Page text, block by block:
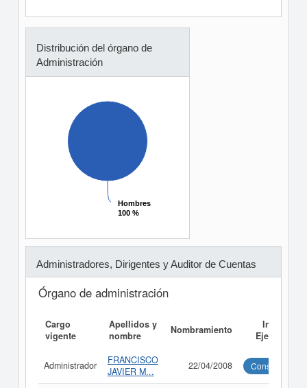
Distribución del órgano de
Administración
Hombres
100 %
Hombres
100 %
Administradores, Dirigentes y Auditor de Cuentas
Órgano de administración
Cargo
vigente
Apellidos y
nombre
Nombramiento
Informe
Ejecutivo
Administrador
FRANCISCO
JAVIER M...
22/04/2008 Consultar